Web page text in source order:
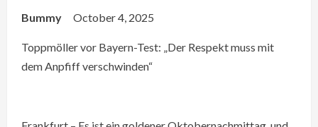
Bummy October 4, 2025
Toppmöller vor Bayern-Test: „Der Respekt muss mit
dem Anpfiff verschwinden“